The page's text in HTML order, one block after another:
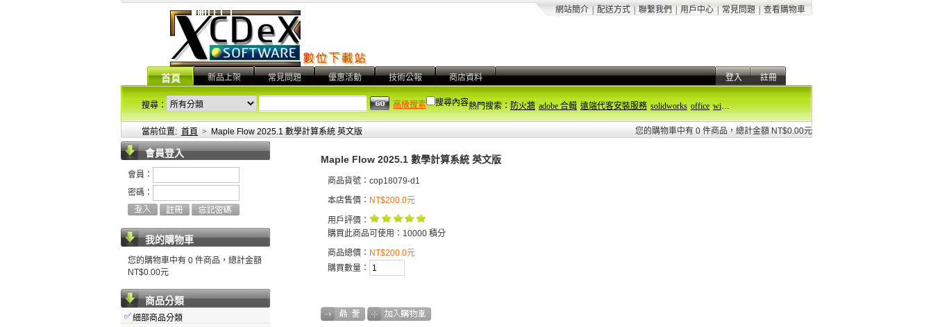
網站簡介 配送方式 聯繫我們 用戶中心 常見問題 查看購物車
首頁 新品上架 常見問題 優惠活動 技術公報 商店資料 登入 註冊
熱門搜索：防火牆 adobe 合輯 遠端代客安裝服務 solidworks office windows 11
搜尋： 搜尋內容
高級搜索
當前位置: 首頁 > Maple Flow 2025.1 數學計算系統 英文版 您的購物車中有 0 件商品，總計金額 NT$0.00元
會員登入
會員：
密碼：
我的購物車
您的購物車中有 0 件商品，總計金額
NT$0.00元
商品分類
✅細部商品分類
Maple Flow 2025.1 數學計算系統 英文版
商品貨號：cop18079-d1
本店售價： NT$200.0元
用戶評價：
購買此商品可使用：10000 積分
商品總價： NT$200.0元
購買數量：